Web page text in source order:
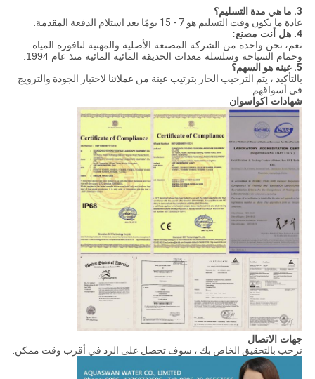
3. ما هي مدة التسليم؟
عادة ما يكون وقت التسليم هو 7 - 15 يومًا بعد استلام الدفعة المقدمة.
4. هل أنت مصنع:
نعم، نحن واحدة من الشركة المصنعة الأصلية والمهنية لنافورة المياه
وحمام السباحة وسلسلة معدات الحديقة المائية المائية منذ عام 1994.
5. عينه هو السهم؟
بالتأكيد ، يتم الترحيب الحار بترتيب عينة من عملائنا لاختبار الجودة والترويج
في أسواقهم.
شهادات اكواسوان
جهات الاتصال
نرحب بالتحقيق الخاص بك ، سوف تحصل على الرد في أقرب وقت ممكن.